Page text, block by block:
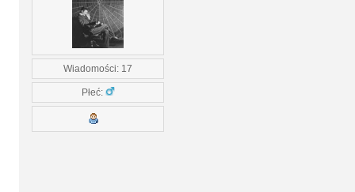
Wiadomości: 17
Płeć: